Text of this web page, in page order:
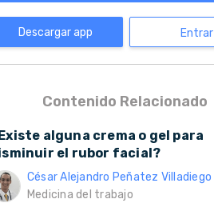
Descargar app Entrar
Contenido Relacionado
alguna crema o gel para
el rubor facial?
César Alejandro Peñatez Villadiego
Medicina del trabajo